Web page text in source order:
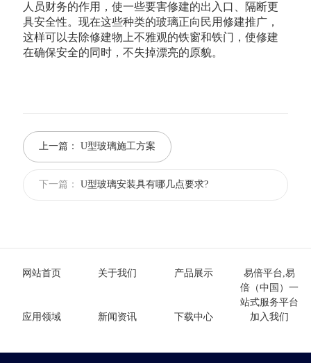
人员财务的作用，使一些要害修建的出入口、隔断更
具安全性。现在这些种类的玻璃正向民用修建推广，
这样可以去除修建物上不雅观的铁窗和铁门，使修建
在确保安全的同时，不失掉漂亮的原貌。
上一篇： U型玻璃施工方案
下一篇： U型玻璃安装具有哪几点要求?
网站首页 关于我们 产品展示
易倍平台,易
倍（中国）一
站式服务平台
应用领域
新闻资讯 下载中心 加入我们